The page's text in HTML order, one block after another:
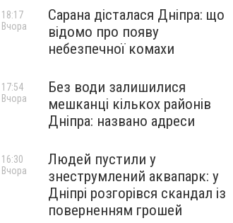
Сарана дісталася Дніпра: що
відомо про появу
небезпечної комахи
18:17
Вчора
Без води залишилися
мешканці кількох районів
Дніпра: названо адреси
17:54
Вчора
Людей пустили у
знеструмлений аквапарк: у
Дніпрі розгорівся скандал із
поверненням грошей
16:30
Вчора